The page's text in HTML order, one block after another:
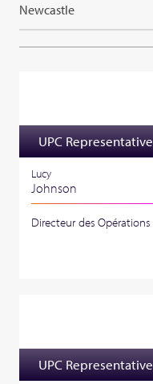
Newcastle
UPC Representative
Lucy
Johnson
Directeur des Opérations
UPC Representative